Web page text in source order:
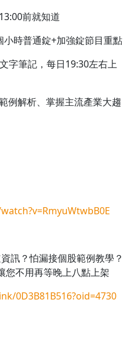
前就知道
時普通錠+加強錠節目重點
字筆記，每日19:30左右上
解析、掌握主流產業大趨
訊？怕漏接個股範例教學？
您不用再等晚上八點上架
0D3B81B516?oid=4730